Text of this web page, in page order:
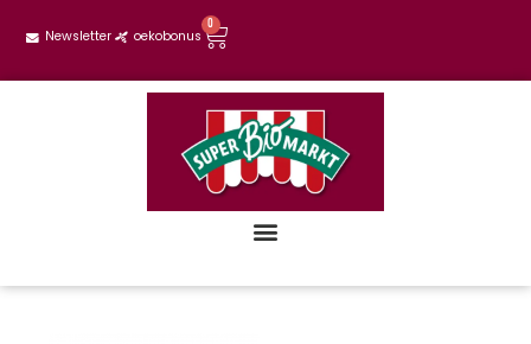
Newsletter oekobonus
0